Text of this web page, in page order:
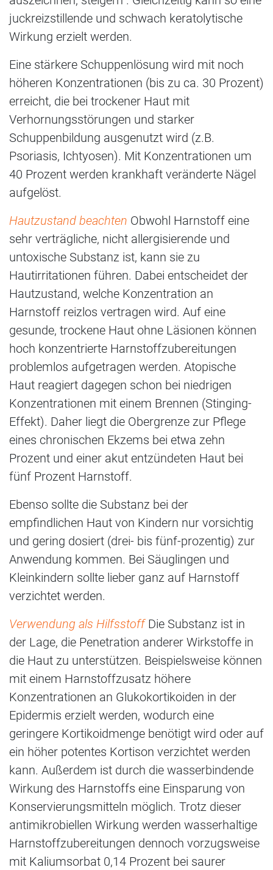
juckreizstillende und schwach keratolytische
Wirkung erzielt werden.
Eine stärkere Schuppenlösung wird mit noch
höheren Konzentrationen (bis zu ca. 30 Prozent)
erreicht, die bei trockener Haut mit
Verhornungsstörungen und starker
Schuppenbildung ausgenutzt wird (z.B.
Psoriasis, Ichtyosen). Mit Konzentrationen um
40 Prozent werden krankhaft veränderte Nägel
aufgelöst.
Hautzustand beachten Obwohl Harnstoff eine
sehr verträgliche, nicht allergisierende und
untoxische Substanz ist, kann sie zu
Hautirritationen führen. Dabei entscheidet der
Hautzustand, welche Konzentration an
Harnstoff reizlos vertragen wird. Auf eine
gesunde, trockene Haut ohne Läsionen können
hoch konzentrierte Harnstoffzubereitungen
problemlos aufgetragen werden. Atopische
Haut reagiert dagegen schon bei niedrigen
Konzentrationen mit einem Brennen (Stinging-
Effekt). Daher liegt die Obergrenze zur Pflege
eines chronischen Ekzems bei etwa zehn
Prozent und einer akut entzündeten Haut bei
fünf Prozent Harnstoff.
Ebenso sollte die Substanz bei der
empfindlichen Haut von Kindern nur vorsichtig
und gering dosiert (drei- bis fünf-prozentig) zur
Anwendung kommen. Bei Säuglingen und
Kleinkindern sollte lieber ganz auf Harnstoff
verzichtet werden.
Verwendung als HilfsstoffDie Substanz ist in
der Lage, die Penetration anderer Wirkstoffe in
die Haut zu unterstützen. Beispielsweise können
mit einem Harnstoffzusatz höhere
Konzentrationen an Glukokortikoiden in der
Epidermis erzielt werden, wodurch eine
geringere Kortikoidmenge benötigt wird oder auf
ein höher potentes Kortison verzichtet werden
kann. Außerdem ist durch die wasserbindende
Wirkung des Harnstoffs eine Einsparung von
Konservierungsmitteln möglich. Trotz dieser
antimikrobiellen Wirkung werden wasserhaltige
Harnstoffzubereitungen dennoch vorzugsweise
mit Kaliumsorbat 0,14 Prozent bei saurer